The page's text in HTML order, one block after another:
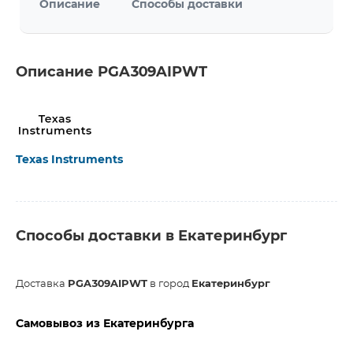
Описание Способы доставки
Описание PGA309AIPWT
Texas Instruments
Способы доставки в Екатеринбург
Доставка PGA309AIPWT в город Екатеринбург
Самовывоз из Екатеринбурга